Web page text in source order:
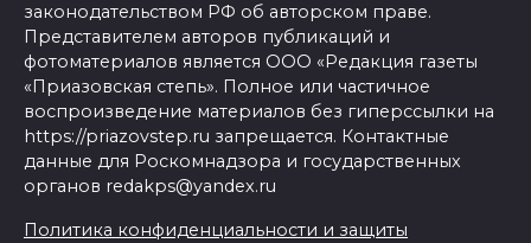
законодательством РФ об авторском праве.
Представителем авторов публикаций и
фотоматериалов является ООО «Редакция газеты
«Приазовская степь». Полное или частичное
воспроизведение материалов без гиперссылки на
https://priazovstep.ru запрещается. Контактные
данные для Роскомнадзора и государственных
органов redakps@yandex.ru
Политика конфиденциальности и защиты